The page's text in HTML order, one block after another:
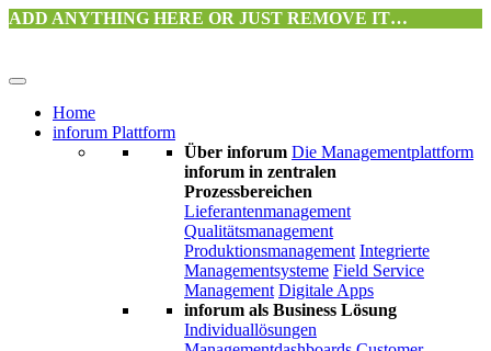
ADD ANYTHING HERE OR JUST REMOVE IT…
Home
inforum Plattform
Über inforum Die Managementplattform
inforum in zentralen
Prozessbereichen
Lieferantenmanagement
Qualitätsmanagement
Produktionsmanagement Integrierte
Managementsysteme Field Service
Management Digitale Apps
inforum als Business Lösung
Individuallösungen